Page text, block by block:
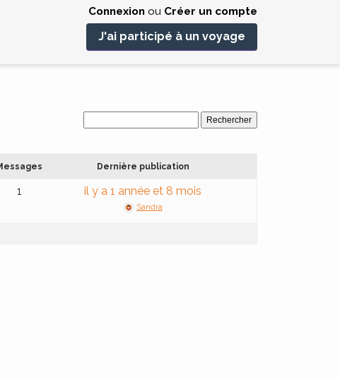
Connexionou Créer un compte
J'ai participé à un voyage
Dernière publication
1 il y a 1 année et 8 mois
Sandra